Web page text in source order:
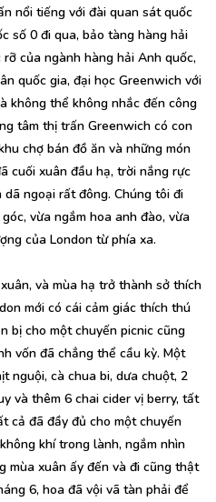
nổi tiếng với đài quan sát quốc
số 0 đi qua, bảo tàng hàng hải
của ngành hàng hải Anh quốc,
quốc gia, đại học Greenwich với
không thể không nhắc đến công
tâm thị trấn Greenwich có con
chợ bán đồ ăn và những món
cuối xuân đầu hạ, trời nắng rực
ngoại rất đông. Chúng tôi đi
vừa ngắm hoa anh đào, vừa
của London từ phía xa.
và mùa hạ trở thành sở thích
mới có cái cảm giác thích thú
bị cho một chuyến picnic cũng
vốn đã chẳng thể cầu kỳ. Một
nguội, cà chua bi, dưa chuột, 2
và thêm 6 chai cider vị berry, tất
cả đã đầy đủ cho một chuyến
khí trong lành, ngắm nhìn
mùa xuân ấy đến và đi cũng thật
6, hoa đã vội vã tàn phải để